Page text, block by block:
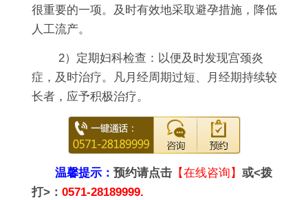
很重要的一项。及时有效地采取避孕措施，降低
人工流产。
2）定期妇科检查：以便及时发现宫颈炎
症，及时治疗。凡月经周期过短、月经期持续较
长者，应予积极治疗。
温馨提示： 预约请点击【在线咨询】 或<拨
打>： 0571-28189999.